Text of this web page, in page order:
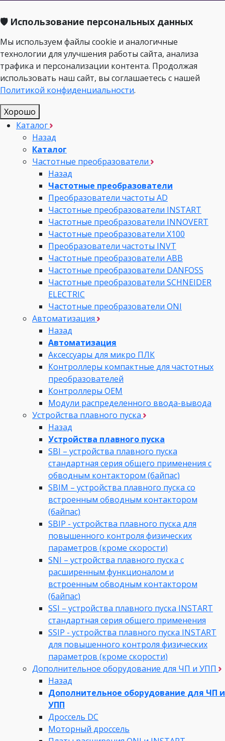
🛡️ Использование персональных данных
Мы используем файлы cookie и аналогичные
технологии для улучшения работы сайта, анализа
трафика и персонализации контента. Продолжая
использовать наш сайт, вы соглашаетесь с нашей
Политикой конфиденциальности.
Хорошо
Каталог
Назад
Каталог
Частотные преобразователи
Назад
Частотные преобразователи
Преобразователи частоты AD
Частотные преобразователи INSTART
Частотные преобразователи INNOVERT
Частотные преобразователи Х100
Преобразователи частоты INVT
Частотные преобразователи ABB
Частотные преобразователи DANFOSS
Частотные преобразователи SCHNEIDER
ELECTRIC
Частотные преобразователи ONI
Автоматизация
Назад
Автоматизация
Аксессуары для микро ПЛК
Контроллеры компактные для частотных
преобразователей
Контроллеры ОЕМ
Модули распределенного ввода-вывода
Устройства плавного пуска
Назад
Устройства плавного пуска
SBI – устройства плавного пуска
стандартная серия общего применения с
обводным контактором (байпас)
SBIM – устройства плавного пуска со
встроенным обводным контактором
(байпас)
SBIP - устройства плавного пуска для
повышенного контроля физических
параметров (кроме скорости)
SNI – устройства плавного пуска с
расширенным функционалом и
встроенным обводным контактором
(байпас)
SSI – устройства плавного пуска INSTART
стандартная серия общего применения
SSIP - устройства плавного пуска INSTART
для повышенного контроля физических
параметров (кроме скорости)
Дополнительное оборудование для ЧП и УПП
Назад
Дополнительное оборудование для ЧП и
УПП
Дроссель DC
Моторный дроссель